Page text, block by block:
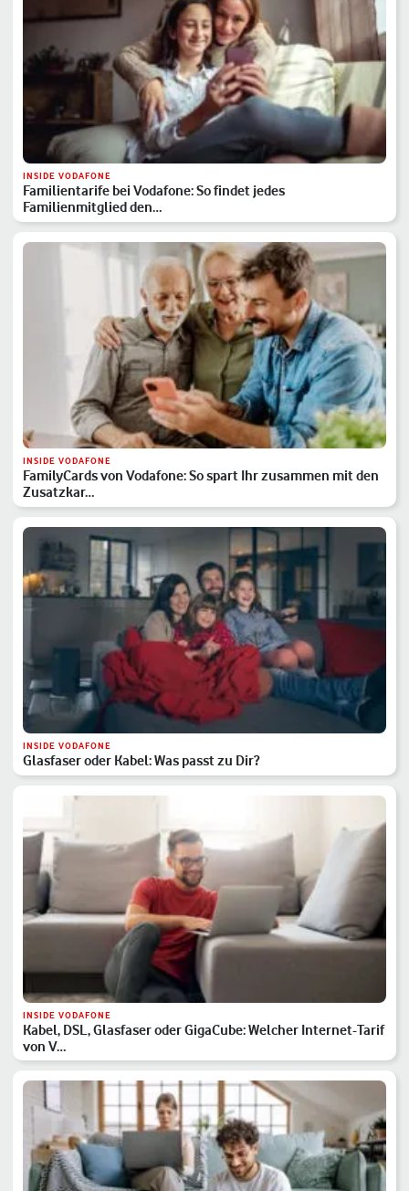
INSIDE VODAFONE
Familientarife bei Vodafone: So findet jedes
Familienmitglied den…
INSIDE VODAFONE
FamilyCards von Vodafone: So spart Ihr zusammen mit den
Zusatzkar…
INSIDE VODAFONE
Glasfaser oder Kabel: Was passt zu Dir?
INSIDE VODAFONE
Kabel, DSL, Glasfaser oder GigaCube: Welcher Internet-Tarif
von V…